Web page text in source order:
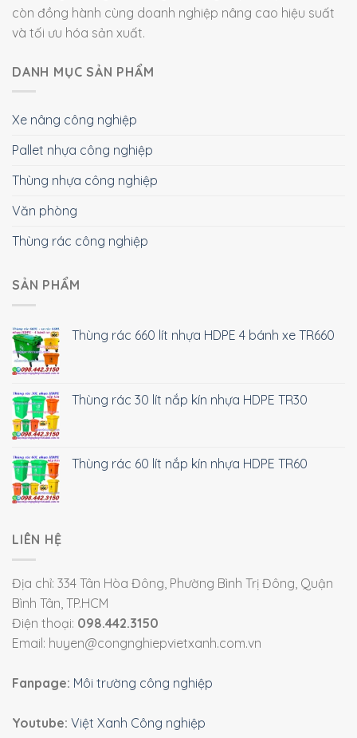
còn đồng hành cùng doanh nghiệp nâng cao hiệu suất
và tối ưu hóa sản xuất.
DANH MỤC SẢN PHẨM
Xe nâng công nghiệp
Pallet nhựa công nghiệp
Thùng nhựa công nghiệp
Văn phòng
Thùng rác công nghiệp
SẢN PHẨM
Thùng rác 660 lít nhựa HDPE 4 bánh xe TR660
Thùng rác 30 lít nắp kín nhựa HDPE TR30
Thùng rác 60 lít nắp kín nhựa HDPE TR60
LIÊN HỆ
Địa chỉ: 334 Tân Hòa Đông, Phường Bình Trị Đông, Quận
Bình Tân, TP.HCM
Điện thoại: 098.442.3150
Email: huyen@congnghiepvietxanh.com.vn
Fanpage: Môi trường công nghiệp
Youtube: Việt Xanh Công nghiệp